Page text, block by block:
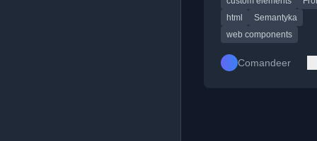
semantycznymi
html
Semantyka
web components
Comandeer